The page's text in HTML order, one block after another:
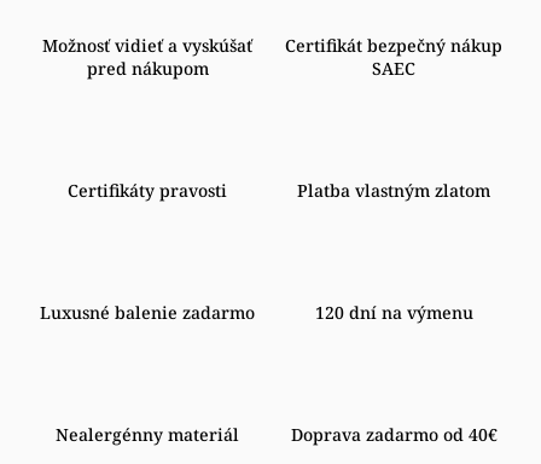
Možnosť vidieť a vyskúšať
pred nákupom
Certifikát bezpečný nákup
SAEC
Certifikáty pravosti Platba vlastným zlatom
Luxusné balenie zadarmo 120 dní na výmenu
Nealergénny materiál Doprava zadarmo od 40€